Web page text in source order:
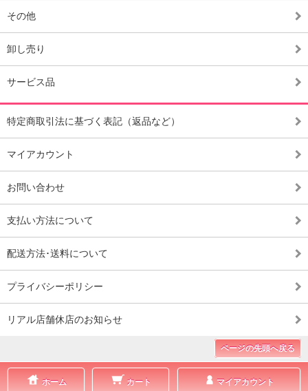
その他
卸し売り
サービス品
特定商取引法に基づく表記（返品など）
マイアカウント
お問い合わせ
支払い方法について
配送方法･送料について
プライバシーポリシー
リアル店舗休店のお知らせ
ページの先頭へ戻る
ホーム カート マイアカウント